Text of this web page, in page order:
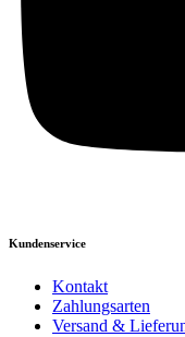
Kundenservice
Kontakt
Zahlungsarten
Versand &